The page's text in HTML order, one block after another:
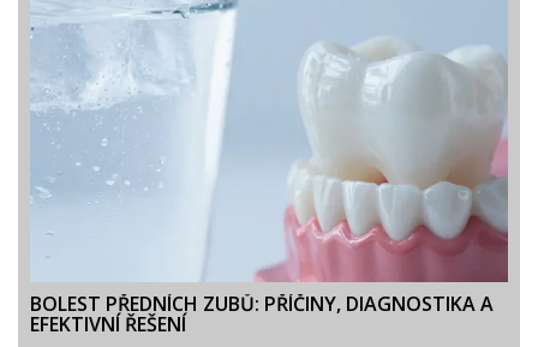
BOLEST PŘEDNÍCH ZUBŮ: PŘÍČINY, DIAGNOSTIKA A
EFEKTIVNÍ ŘEŠENÍ